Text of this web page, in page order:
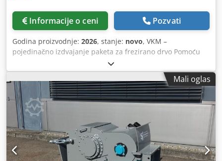
Informacije o ceni Pozvati
Godina proizvodnje: 2026, stanje: novo, VKM –
pojedinačno izdvajanje paketa za frezirano drvo Pomoću
izdvajanja već freziranih drvenih elemenata, bilo da su
nasumično poređani ili u paketu, omogućava se ekonomski
isplativa dalja obrada. U dvostepenom procesu drvo se
izdvaja za dalju obradu. Takođe je moguće kontrolisano
ubacivanje pojedinačno izdvojenog drveta u toku
kontinuiranog procesa. Csdpfxog Rxhgj Al Sjrf Ubacivač je
mehanički konstruisan tako da pouzdano ubacuje i krivo
drvo. Pored toga, može se prilagoditi prečniku drvenih
elemenata, tako da se transportuje samo jedan komad i
time sprečava zastoj u narednom procesu.
Mali oglas